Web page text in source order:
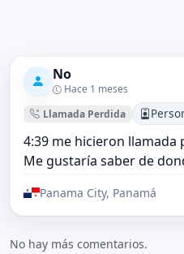
No
Hace 1 meses
Llamada Perdida
4:39 me hicieron
Me gustaría saber de
Panama City, Panamá
No hay más comentarios.